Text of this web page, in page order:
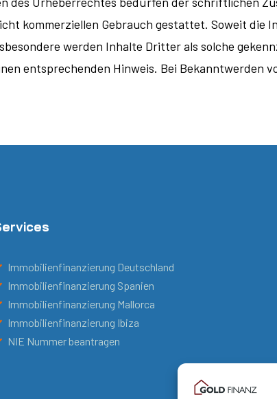
kommerziellen Gebrauch gestattet. Soweit die
werden Inhalte Dritter als solche
entsprechenden Hinweis. Bei Bekanntwerden
Immobilienfinanzierung Deutschland
Immobilienfinanzierung Spanien
Immobilienfinanzierung Mallorca
Immobilienfinanzierung Ibiza
NIE Nummer beantragen